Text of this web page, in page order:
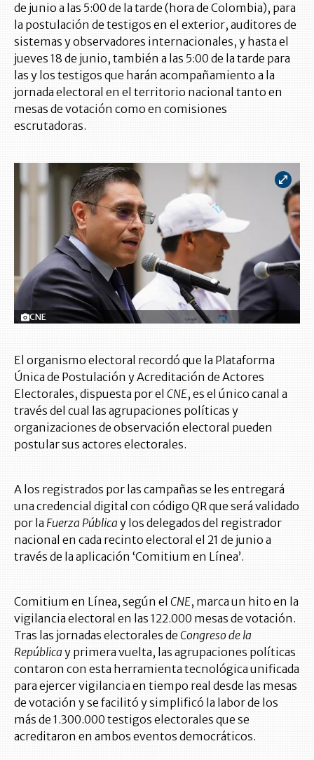
de junio a las 5:00 de la tarde (hora de Colombia), para
la postulación de testigos en el exterior, auditores de
sistemas y observadores internacionales, y hasta el
jueves 18 de junio, también a las 5:00 de la tarde para
las y los testigos que harán acompañamiento a la
jornada electoral en el territorio nacional tanto en
mesas de votación como en comisiones
escrutadoras.
CNE
El organismo electoral recordó que la Plataforma
Única de Postulación y Acreditación de Actores
Electorales, dispuesta por el CNE, es el único canal a
través del cual las agrupaciones políticas y
organizaciones de observación electoral pueden
postular sus actores electorales.
A los registrados por las campañas se les entregará
una credencial digital con código QR que será validado
por la Fuerza Pública y los delegados del registrador
nacional en cada recinto electoral el 21 de junio a
través de la aplicación ‘Comitium en Línea’.
Comitium en Línea, según el CNE, marca un hito en la
vigilancia electoral en las 122.000 mesas de votación.
Tras las jornadas electorales de Congreso de la
República y primera vuelta, las agrupaciones políticas
contaron con esta herramienta tecnológica unificada
para ejercer vigilancia en tiempo real desde las mesas
de votación y se facilitó y simplificó la labor de los
más de 1.300.000 testigos electorales que se
acreditaron en ambos eventos democráticos.